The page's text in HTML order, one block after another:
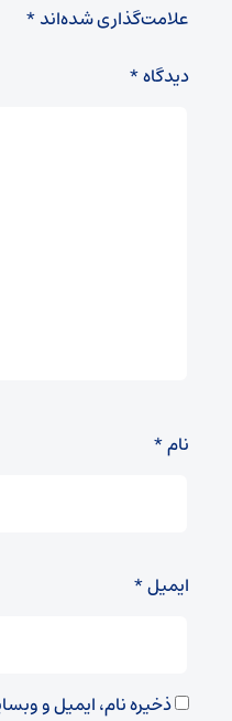
علامت‌گذاری شده‌اند*
دیدگاه*
نام*
ایمیل*
ذخیره نام، ایمیل و